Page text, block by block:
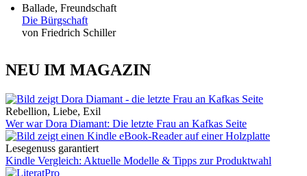
Ballade, Freundschaft
Die Bürgschaft
von Friedrich Schiller
NEU IM MAGAZIN
Rebellion, Liebe, Exil
Wer war Dora Diamant: Die letzte Frau an Kafkas Seite
Lesegenuss garantiert
Kindle Vergleich: Aktuelle Modelle & Tipps zur Produktwahl